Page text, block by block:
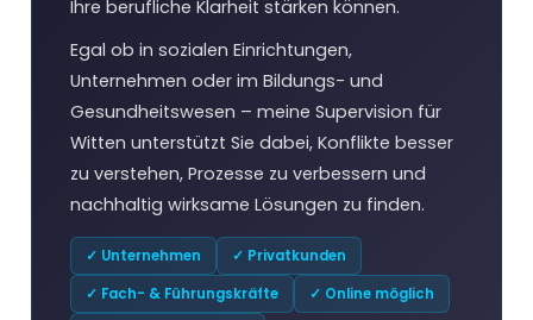
Ihre berufliche Klarheit stärken können.
Egal ob in sozialen Einrichtungen,
Unternehmen oder im Bildungs- und
Gesundheitswesen – meine Supervision für
Witten unterstützt Sie dabei, Konflikte besser
zu verstehen, Prozesse zu verbessern und
nachhaltig wirksame Lösungen zu finden.
✓ Unternehmen
✓ Privatkunden
✓ Fach- & Führungskräfte
✓ Online möglich